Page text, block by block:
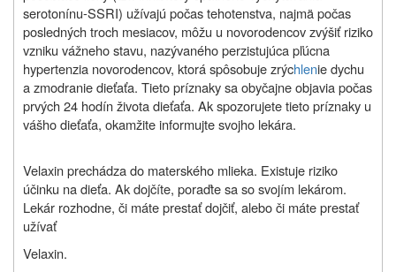
serotonínu-SSRI) užívajú počas tehotenstva, najmä počas
posledných troch mesiacov, môžu u novorodencov zvýšiť riziko
vzniku vážneho stavu, nazývaného perzistujúca pľúcna
hypertenzia novorodencov, ktorá spôsobuje zrýchlenie dychu
a zmodranie dieťaťa. Tieto príznaky sa obyčajne objavia počas
prvých 24 hodín života dieťaťa. Ak spozorujete tieto príznaky u
vášho dieťaťa, okamžite informujte svojho lekára.
Velaxin prechádza do materského mlieka. Existuje riziko
účinku na dieťa. Ak dojčíte, poraďte sa so svojím lekárom.
Lekár rozhodne, či máte prestať dojčiť, alebo či máte prestať
užívať
Velaxin.